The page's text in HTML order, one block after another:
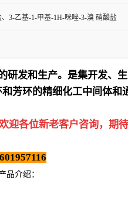
3-乙基-1-甲基-1H-咪唑-3-溴 硝酸盐
发和生产。是集开发、
芳环的精细化工中间体
各位新老客户咨询，期待
品介绍：